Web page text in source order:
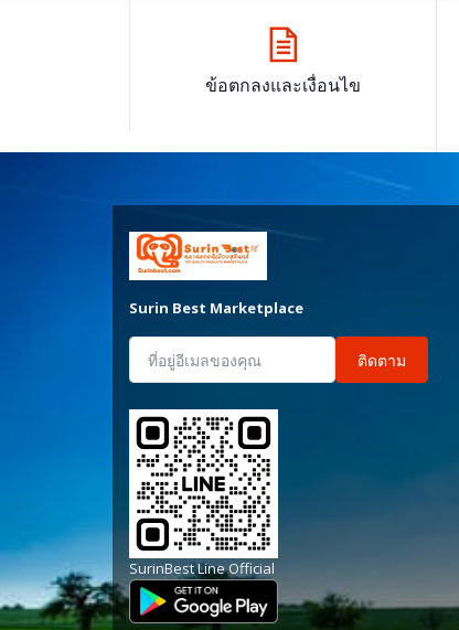
ข้อตกลงและเงื่อนไข
Surin Best Marketplace
ติดตาม
SurinBest Line Official